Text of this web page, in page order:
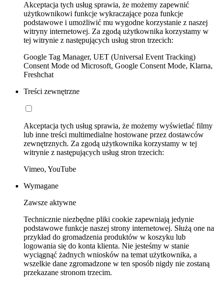
Akceptacja tych usług sprawia, że możemy zapewnić
użytkownikowi funkcje wykraczające poza funkcje
podstawowe i umożliwić mu wygodne korzystanie z naszej
witryny internetowej. Za zgodą użytkownika korzystamy w
tej witrynie z następujących usług stron trzecich:
Google Tag Manager, UET (Universal Event Tracking)
Consent Mode od Microsoft, Google Consent Mode, Klarna,
Freshchat
Treści zewnętrzne
Akceptacja tych usług sprawia, że możemy wyświetlać filmy
lub inne treści multimedialne hostowane przez dostawców
zewnętrznych. Za zgodą użytkownika korzystamy w tej
witrynie z następujących usług stron trzecich:
Vimeo, YouTube
Wymagane
Zawsze aktywne
Technicznie niezbędne pliki cookie zapewniają jedynie
podstawowe funkcje naszej strony internetowej. Służą one na
przykład do gromadzenia produktów w koszyku lub
logowania się do konta klienta. Nie jesteśmy w stanie
wyciągnąć żadnych wniosków na temat użytkownika, a
wszelkie dane zgromadzone w ten sposób nigdy nie zostaną
przekazane stronom trzecim.